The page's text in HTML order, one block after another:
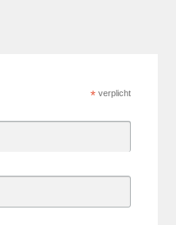
*verplicht